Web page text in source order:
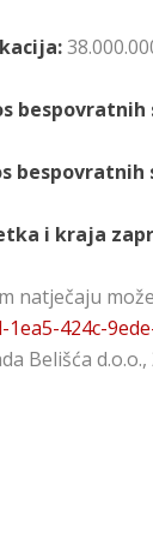
bespovratnih
bespovratnih
i kraja
natječaju
1ea5-424c-
Belišća